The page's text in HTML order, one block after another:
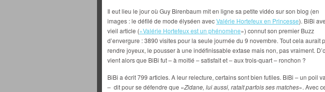
Il eut lieu le jour où Guy Birenbaum mit en ligne sa petite vidéo sur son blog (en
images : le défilé de mode élyséen avecValérie Hortefeux en Princesse). BiBi
vieil article («Valérie Hortefeux est un phénomène») connut son premier Buzz
d’envergure : 3890 visites pour la seule journée du 9 novembre. Tout cela aurait
rendre joyeux, le pousser à une indéfinissable extase mais non, pas vraiment.
vient alors que BiBi fut – à moitié – satisfait et – aux trois-quart – ronchon ?
BiBi a écrit 799 articles. A leur relecture, certains sont bien futiles. BiBi – un poil
– dit pour se défendre que «Zidane, lui aussi, ratait parfois ses matches». Avec